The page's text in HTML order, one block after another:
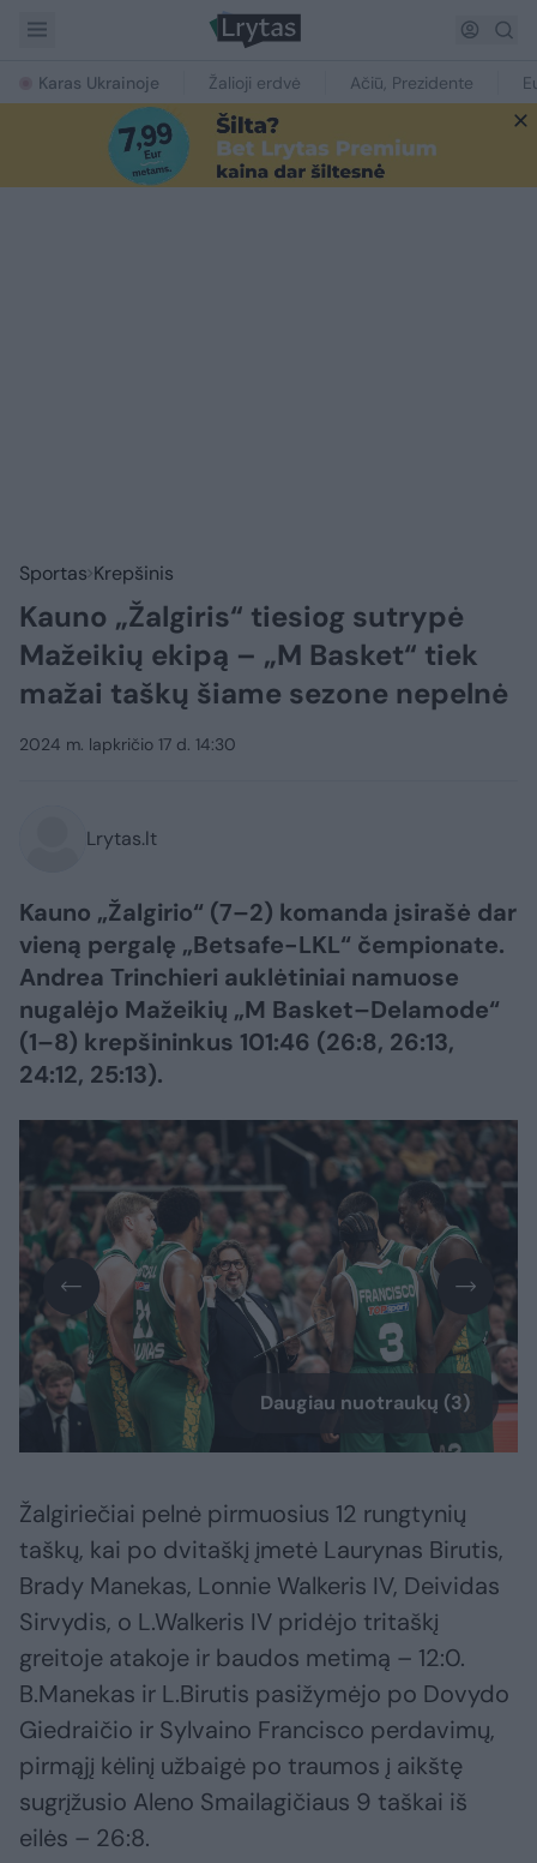
Karas Ukrainoje Žalioji erdvė Ačiū, Prezidente
Sportas Krepšinis
Kauno „Žalgiris“ tiesiog sutrypė
Mažeikių ekipą – „M Basket“ tiek
mažai taškų šiame sezone nepelnė
2024 m. lapkričio 17 d. 14:30
Lrytas.lt
Kauno „Žalgirio“ (7–2) komanda įsirašė dar
vieną pergalę „Betsafe-LKL“ čempionate.
Andrea Trinchieri auklėtiniai namuose
nugalėjo Mažeikių „M Basket–Delamode“
(1–8) krepšininkus 101:46 (26:8, 26:13,
24:12, 25:13).
Daugiau nuotraukų (3)
Žalgiriečiai pelnė pirmuosius 12 rungtynių
taškų, kai po dvitaškį įmetė Laurynas Birutis,
Brady Manekas, Lonnie Walkeris IV, Deividas
Sirvydis, o L.Walkeris IV pridėjo tritaškį
greitoje atakoje ir baudos metimą – 12:0.
B.Manekas ir L.Birutis pasižymėjo po Dovydo
Giedraičio ir Sylvaino Francisco perdavimų,
pirmąjį kėlinį užbaigė po traumos į aikštę
sugrįžusio Aleno Smailagičiaus 9 taškai iš
eilės – 26:8.